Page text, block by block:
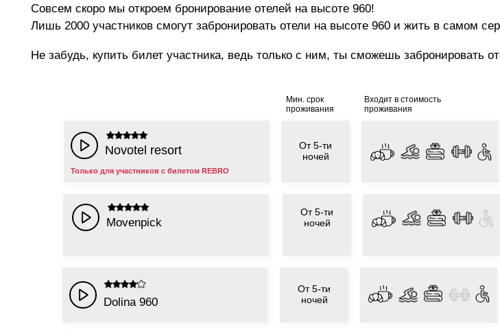
Мин. срок
проживания
Входит в стоимость
проживания
Novotel resort
От 5-ти
ночей
Только для участников с билетом REBRO
Movenpick
От 5-ти
ночей
Dolina 960
От 5-ти
ночей